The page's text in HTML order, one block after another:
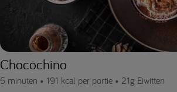
Chocochino
5 minuten • 191 kcal per portie • 21g Eiwitten